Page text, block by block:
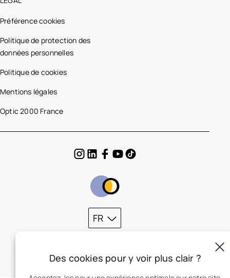
Préférence cookies
Politique de protection des
données personnelles
Politique de cookies
Mentions légales
Optic 2000 France
FR
Des cookies pour y voir plus clair ?